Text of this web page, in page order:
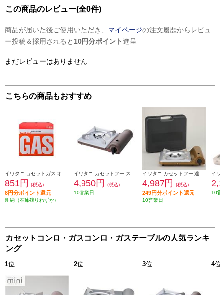
この商品のレビュー(全0件)
商品が届いた後ご使用いただき、 マイページの注文履歴からレビュ
ー投稿＆採用されると 10円分ポイント進呈
まだレビューはありません
こちらの商品もおすすめ
851円 (税込)
8円分ポイント還元
即納（在庫残りわずか）
4,950円
(税込)
10営業日
4,987円 (税込)
249円分ポイント還元
10営業日
10
カセットコンロ・ガスコンロ・ガステーブルの人気ランキ
ング
1位 2位 3位 4